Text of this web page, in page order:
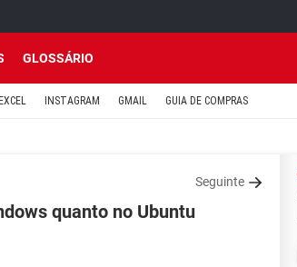
GLOSSÁRIO
EXCEL INSTAGRAM GMAIL GUIA DE COMPRAS
Seguinte
quanto no Ubuntu